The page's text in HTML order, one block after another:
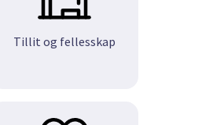
Tillit og fellesskap